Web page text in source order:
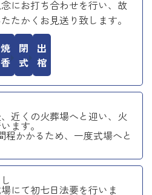
にお打ち合わせを行い、故
たかくお見送り致します。
焼香 閉式 出棺
近くの火葬場へと迎い、火
ます。
程かかるため、一度式場へと
にて初七日法要を行いま